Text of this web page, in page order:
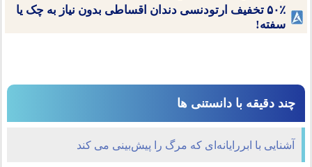
۵۰٪ تخفیف ارتودنسی دندان اقساطی بدون نیاز به چک یا
سفته!
چند دقیقه با دانستنی ها
آشنایی با ابررایانه‌ای که مرگ را پیش‌بینی می کند